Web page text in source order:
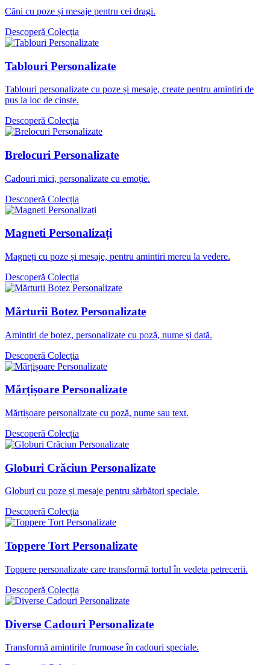
Căni cu poze și mesaje pentru cei dragi.
Descoperă Colecția
Tablouri Personalizate
Tablouri personalizate cu poze și mesaje, create pentru amintiri de
pus la loc de cinste.
Descoperă Colecția
Brelocuri Personalizate
Cadouri mici, personalizate cu emoție.
Descoperă Colecția
Magneti Personalizați
Magneți cu poze și mesaje, pentru amintiri mereu la vedere.
Descoperă Colecția
Mărturii Botez Personalizate
Amintiri de botez, personalizate cu poză, nume și dată.
Descoperă Colecția
Mărțișoare Personalizate
Mărțișoare personalizate cu poză, nume sau text.
Descoperă Colecția
Globuri Crăciun Personalizate
Globuri cu poze și mesaje pentru sărbători speciale.
Descoperă Colecția
Toppere Tort Personalizate
Toppere personalizate care transformă tortul în vedeta petrecerii.
Descoperă Colecția
Diverse Cadouri Personalizate
Transformă amintirile frumoase în cadouri speciale.